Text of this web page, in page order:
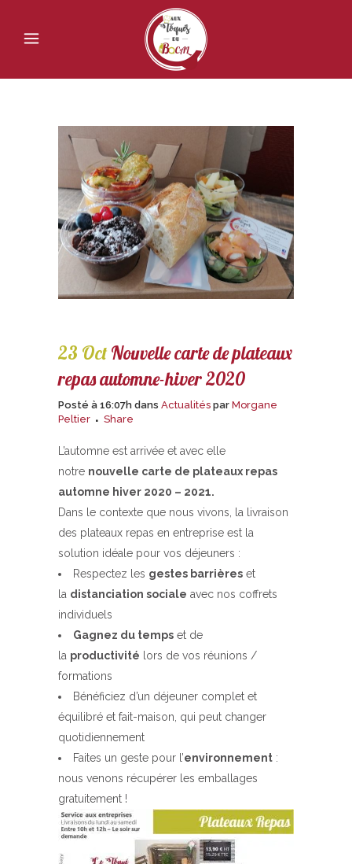
23 OctNouvelle carte de plateaux
repas automne-hiver 2020
Posté à 16:07h dans Actualités par Morgane
Peltier
Share
L’automne est arrivée et avec elle
notre nouvelle carte de plateaux repas
automne hiver 2020 – 2021.
Dans le contexte que nous vivons, la livraison
des plateaux repas en entreprise est la
solution idéale pour vos déjeuners :
Respectez les gestes barrières et
la distanciation sociale avec nos coffrets
individuels
Gagnez du temps et de
la productivité lors de vos réunions /
formations
Bénéficiez d’un déjeuner complet et
équilibré et fait-maison, qui peut changer
quotidiennement
Faites un geste pour l’environnement :
nous venons récupérer les emballages
gratuitement !